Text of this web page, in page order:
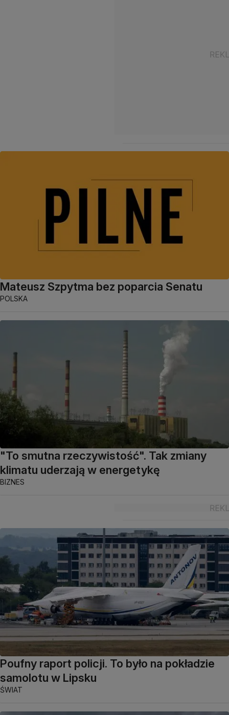
Mateusz Szpytma bez poparcia Senatu
POLSKA
"To smutna rzeczywistość". Tak zmiany
klimatu uderzają w energetykę
BIZNES
Poufny raport policji. To było na pokładzie
samolotu w Lipsku
ŚWIAT